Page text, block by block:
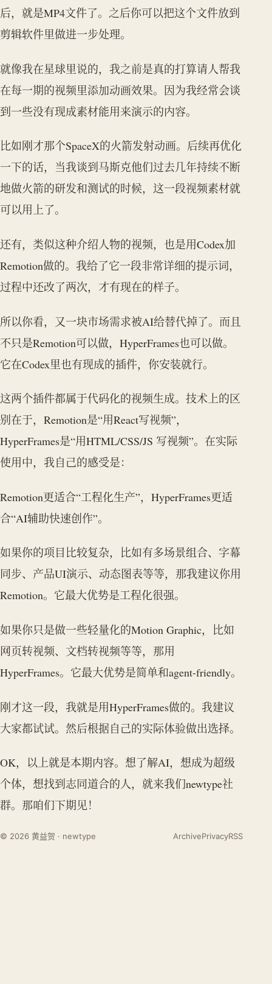
后，就是MP4文件了。之后你可以把这个文件放到
剪辑软件里做进一步处理。
就像我在星球里说的，我之前是真的打算请人帮我
在每一期的视频里添加动画效果。因为我经常会谈
到一些没有现成素材能用来演示的内容。
比如刚才那个SpaceX的火箭发射动画。后续再优化
一下的话，当我谈到马斯克他们过去几年持续不断
地做火箭的研发和测试的时候，这一段视频素材就
可以用上了。
还有，类似这种介绍人物的视频，也是用Codex加
Remotion做的。我给了它一段非常详细的提示词，
过程中还改了两次，才有现在的样子。
所以你看，又一块市场需求被AI给替代掉了。而且
不只是Remotion可以做，HyperFrames也可以做。
它在Codex里也有现成的插件，你安装就行。
这两个插件都属于代码化的视频生成。技术上的区
别在于，Remotion是“用React写视频”，
HyperFrames是“用HTML/CSS/JS 写视频”。在实际
使用中，我自己的感受是：
Remotion更适合“工程化生产”，HyperFrames更适
合“AI辅助快速创作”。
如果你的项目比较复杂，比如有多场景组合、字幕
同步、产品UI演示、动态图表等等，那我建议你用
Remotion。它最大优势是工程化很强。
如果你只是做一些轻量化的Motion Graphic，比如
网页转视频、文档转视频等等，那用
HyperFrames。它最大优势是简单和agent-friendly。
刚才这一段，我就是用HyperFrames做的。我建议
大家都试试。然后根据自己的实际体验做出选择。
OK，以上就是本期内容。想了解AI，想成为超级
个体，想找到志同道合的人，就来我们newtype社
群。那咱们下期见！
© 2026 黄益贺 · newtype ArchivePrivacyRSS